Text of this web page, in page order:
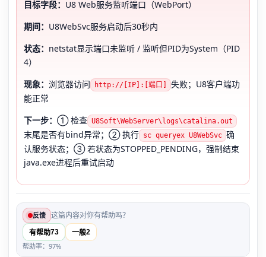
目标字段： U8 Web服务监听端口（WebPort）
期间： U8WebSvc服务启动后30秒内
状态： netstat显示端口未监听 / 监听但PID为System（PID
4）
现象： 浏览器访问 http://[IP]:[端口]
失败；U8客户端功
能正常
下一步： ① 检查 U8Soft\WebServer\logs\catalina.out
末尾是否有bind异常；② 执行 sc queryex U8WebSvc 确
认服务状态；③ 若状态为STOPPED_PENDING，强制结束
java.exe进程后重试启动
反馈 这篇内容对你有帮助吗？
有帮助73 一般2
帮助率：97%